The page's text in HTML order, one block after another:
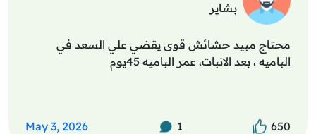
بشاير
محتاج مبيد حشائش قوى يقضي علي السعد في
الباميه ، بعد الانبات، عمر الباميه 45يوم
650
1
May 3, 2026